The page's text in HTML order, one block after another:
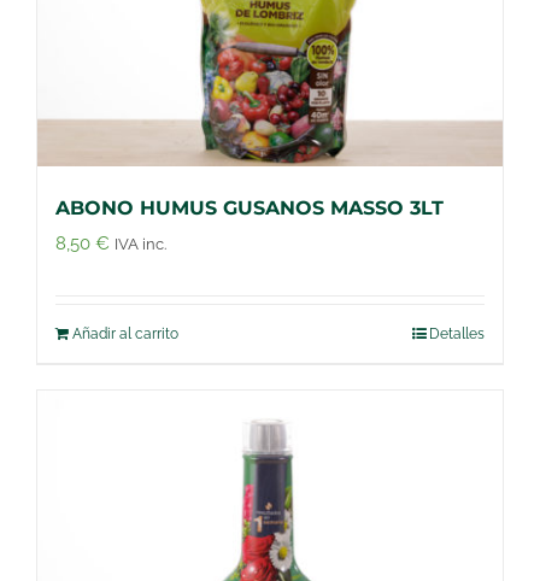
ABONO HUMUS GUSANOS MASSO 3LT
8,50 € IVA inc.
Añadir al carrito Detalles